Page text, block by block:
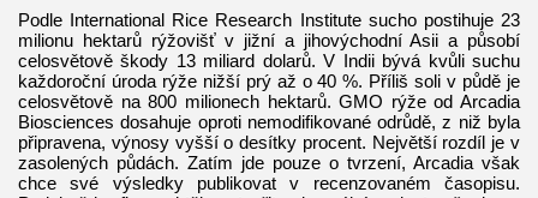
Podle International Rice Research Institute sucho postihuje 23
milionu hektarů rýžovišť v jižní a jihovýchodní Asii a působí
celosvětově škody 13 miliard dolarů. V Indii bývá kvůli suchu
každoroční úroda rýže nižší prý až o 40 %. Příliš soli v půdě je
celosvětově na 800 milionech hektarů. GMO rýže od Arcadia
Biosciences dosahuje oproti nemodifikované odrůdě, z niž byla
připravena, výnosy vyšší o desítky procent. Největší rozdíl je v
zasolených půdách. Zatím jde pouze o tvrzení, Arcadia však
chce své výsledky publikovat v recenzovaném časopisu.